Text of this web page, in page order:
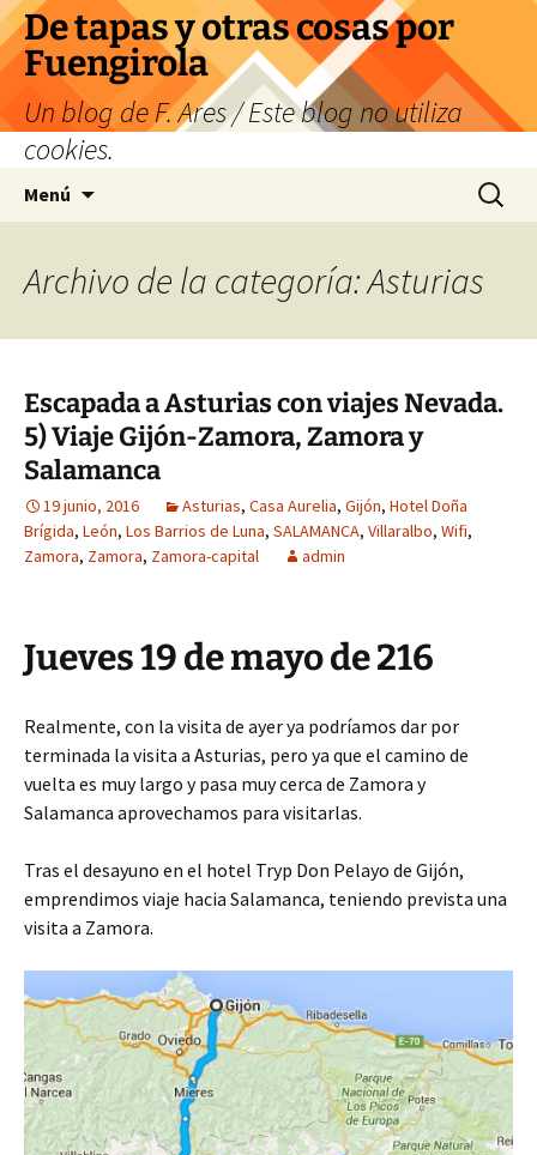
Saltar
al
contenido
De tapas y otras cosas por
Fuengirola
Un blog de F. Ares / Este blog no utiliza
cookies.
Menú Buscar:
Archivo de la categoría: Asturias
Escapada a Asturias con viajes Nevada.
5) Viaje Gijón-Zamora, Zamora y
Salamanca
19 junio, 2016 Asturias, Casa Aurelia, Gijón, Hotel Doña
Brígida, León, Los Barrios de Luna, SALAMANCA, Villaralbo, Wifi,
Zamora, Zamora, Zamora-capital admin
Jueves 19 de mayo de 216
Realmente, con la visita de ayer ya podríamos dar por
terminada la visita a Asturias, pero ya que el camino de
vuelta es muy largo y pasa muy cerca de Zamora y
Salamanca aprovechamos para visitarlas.
Tras el desayuno en el hotel Tryp Don Pelayo de Gijón,
emprendimos viaje hacia Salamanca, teniendo prevista una
visita a Zamora.